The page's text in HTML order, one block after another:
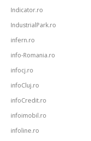
Indicator.ro
IndustrialPark.ro
infern.ro
info-Romania.ro
infocj.ro
infoCluj.ro
infoCredit.ro
infoimobil.ro
infoline.ro